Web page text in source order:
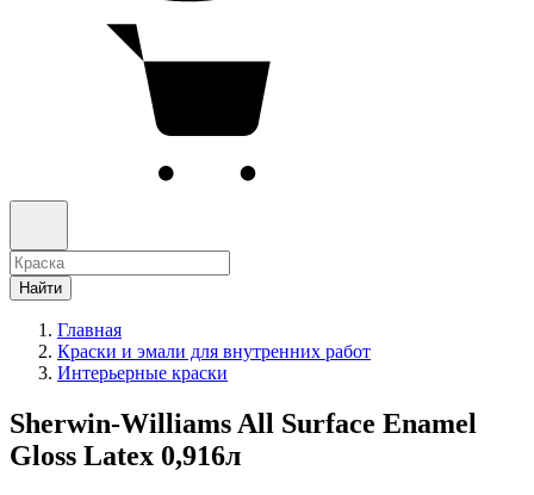
Найти
Главная
Краски и эмали для внутренних работ
Интерьерные краски
Sherwin-Williams All Surface Enamel
Gloss Latex 0,916л